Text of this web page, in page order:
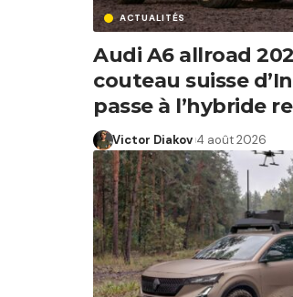
ACTUALITÉS
Audi A6 allroad
couteau suisse
passe à l’hybride
Victor Diakov 4 août 2026